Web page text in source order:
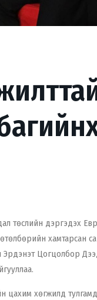
төслийн дэргэдэх
хамтарсан
Цогцолбор Дээд
цахим хөгжилд